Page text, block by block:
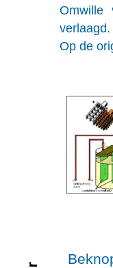
Omwille
verlaagd.
Op de